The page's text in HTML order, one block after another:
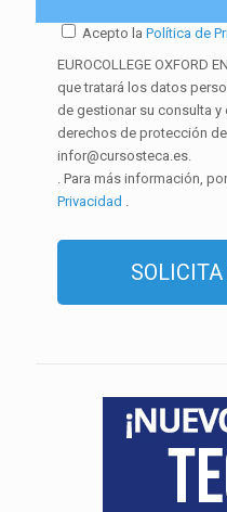
Acepto la Política de
EUROCOLLEGE OXFORD
que tratará los datos
de gestionar su consulta y
derechos de protección
infor@cursosteca.es.
. Para más información,
Privacidad .